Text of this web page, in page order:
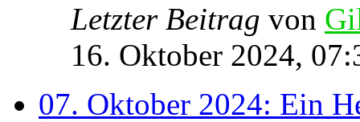
Letzter Beitrag von
16. Oktober 2024,
07. Oktober 2024: Ein